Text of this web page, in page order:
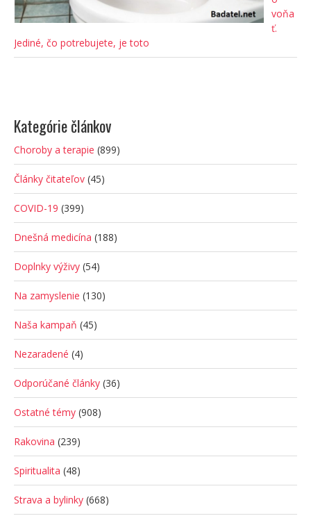
voňa
ť.
Jediné, čo potrebujete, je toto
Kategórie článkov
Choroby a terapie (899)
Články čitateľov (45)
COVID-19 (399)
Dnešná medicína (188)
Doplnky výživy (54)
Na zamyslenie (130)
Naša kampaň (45)
Nezaradené (4)
Odporúčané články (36)
Ostatné témy (908)
Rakovina (239)
Spiritualita (48)
Strava a bylinky (668)